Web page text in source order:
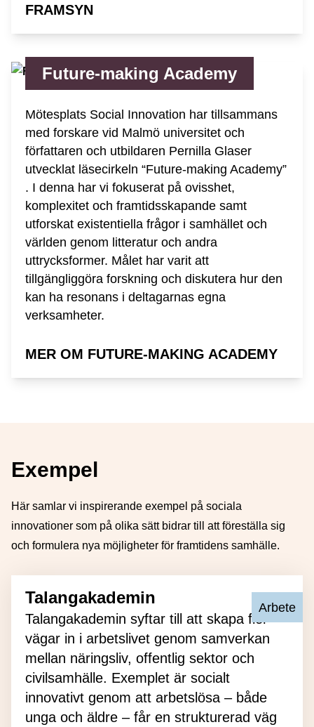
FRAMSYN
Future-making Academy
Mötesplats Social Innovation har tillsammans
med forskare vid Malmö universitet och
författaren och utbildaren Pernilla Glaser
utvecklat läsecirkeln “Future-making Academy”
. I denna har vi fokuserat på ovisshet,
komplexitet och framtidsskapande samt
utforskat existentiella frågor i samhället och
världen genom litteratur och andra
uttrycksformer. Målet har varit att
tillgängliggöra forskning och diskutera hur den
kan ha resonans i deltagarnas egna
verksamheter.
MER OM FUTURE-MAKING ACADEMY
Exempel
Här samlar vi inspirerande exempel på sociala
innovationer som på olika sätt bidrar till att föreställa sig
och formulera nya möjligheter för framtidens samhälle.
Primärt
Arbete
Talangakademin
Talangakademin syftar till att skapa fler
vägar in i arbetslivet genom samverkan
mellan näringsliv, offentlig sektor och
civilsamhälle. Exemplet är socialt
innovativt genom att arbetslösa – både
unga och äldre – får en strukturerad väg